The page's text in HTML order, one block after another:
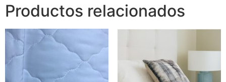
Productos relacionados